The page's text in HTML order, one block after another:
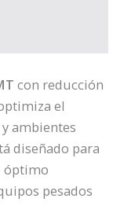
con reducción
el
ambientes
diseñado para
óptimo
pesados